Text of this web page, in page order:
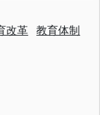
改革 教育体制